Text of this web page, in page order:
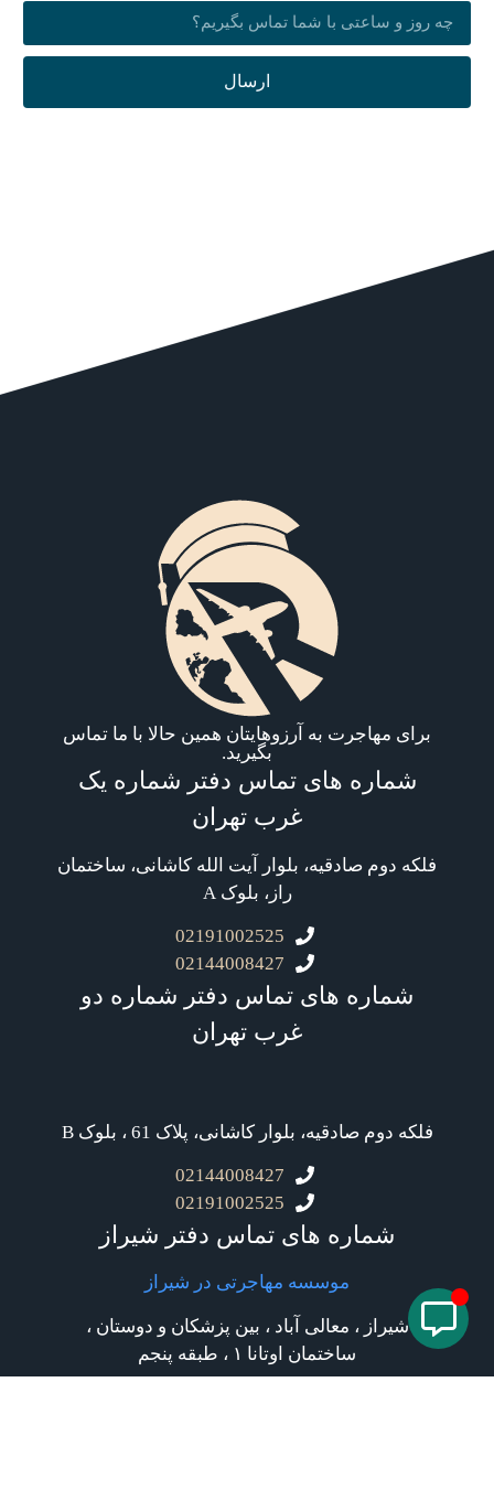
ارسال
برای مهاجرت به آرزوهایتان همین حالا با ما تماس
بگیرید.
شماره های تماس دفتر شماره یک
غرب تهران
فلکه دوم صادقیه، بلوار آیت الله کاشانی، ساختمان
راز، بلوک A
02191002525
02144008427
شماره های تماس دفتر شماره دو
غرب تهران
فلکه دوم صادقیه، بلوار کاشانی، پلاک 61 ، بلوک B
02144008427
02191002525
شماره های تماس دفتر شیراز
موسسه مهاجرتی در شیراز
شیراز ، معالی آباد ، بین پزشکان و دوستان ،
ساختمان اوتانا ۱ ، طبقه پنجم